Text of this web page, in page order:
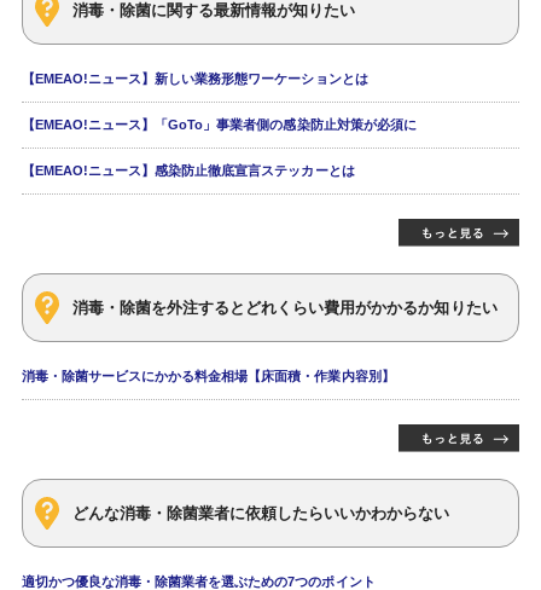
消毒・除菌に関する最新情報が知りたい
【EMEAO!ニュース】新しい業務形態ワーケーションとは
【EMEAO!ニュース】「GoTo」事業者側の感染防止対策が必須に
【EMEAO!ニュース】感染防止徹底宣言ステッカーとは
消毒・除菌を外注するとどれくらい費用がかかるか知りたい
消毒・除菌サービスにかかる料金相場【床面積・作業内容別】
どんな消毒・除菌業者に依頼したらいいかわからない
適切かつ優良な消毒・除菌業者を選ぶための7つのポイント